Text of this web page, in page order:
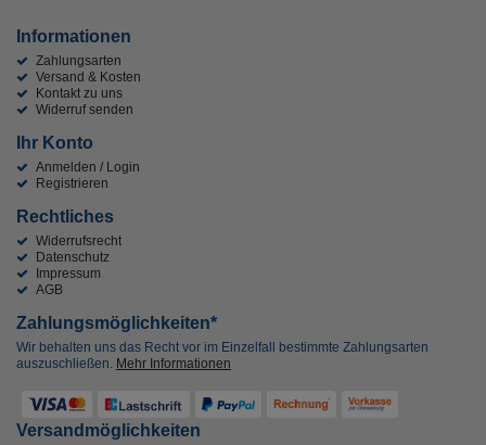
Informationen
Zahlungsarten
Versand & Kosten
Kontakt zu uns
Widerruf senden
Ihr Konto
Anmelden / Login
Registrieren
Rechtliches
Widerrufsrecht
Datenschutz
Impressum
AGB
Zahlungsmöglichkeiten*
Wir behalten uns das Recht vor im Einzelfall bestimmte Zahlungsarten
auszuschließen. Mehr Informationen
Versandmöglichkeiten